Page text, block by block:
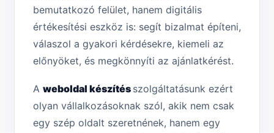
bemutatkozó felület, hanem digitális
értékesítési eszköz is: segít bizalmat építeni,
válaszol a gyakori kérdésekre, kiemeli az
előnyöket, és megkönnyíti az ajánlatkérést.
A weboldal készítés szolgáltatásunk ezért
olyan vállalkozásoknak szól, akik nem csak
egy szép oldalt szeretnének, hanem egy